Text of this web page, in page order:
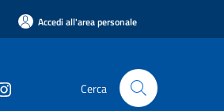
Accedi all'area personale
Cerca